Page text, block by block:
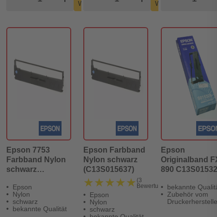
Warenkorb Warenkorb
Epson 7753
Farbband Nylon
schwarz
Epson
Nylon
schwarz
bekannte Qualität
Epson Farbband
Nylon schwarz
(C13S015637)
★★★★★
★★★★★ (3
Bewertungen)
Epson
Nylon
schwarz
Epson
Originalband
890
bekannte
Zubehör vom